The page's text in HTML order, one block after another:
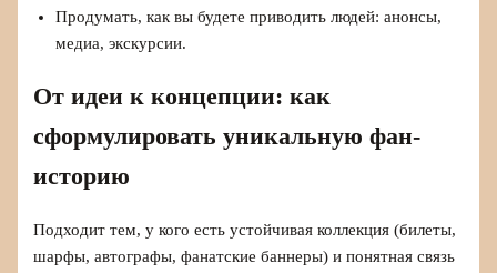
Продумать, как вы будете приводить людей: анонсы,
медиа, экскурсии.
От идеи к концепции: как
сформулировать уникальную фан-
историю
Подходит тем, у кого есть устойчивая коллекция (билеты,
шарфы, автографы, фанатские баннеры) и понятная связь